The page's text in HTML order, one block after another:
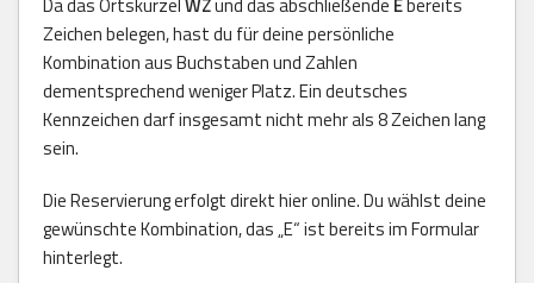
Zeichen belegen, hast du für deine persönliche
Kombination aus Buchstaben und Zahlen
dementsprechend weniger Platz. Ein deutsches
Kennzeichen darf insgesamt nicht mehr als 8 Zeichen lang
sein.
Die Reservierung erfolgt direkt hier online. Du wählst deine
gewünschte Kombination, das „E“ ist bereits im Formular
hinterlegt.